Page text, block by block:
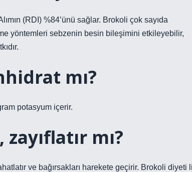
(RDI) %84’ünü sağlar. Brokoli çok sayıda
yöntemleri sebzenin besin bileşimini etkileyebilir,
mı?
potasyum içerir.
mı?
ve bağırsakları harekete geçirir. Brokoli diyeti